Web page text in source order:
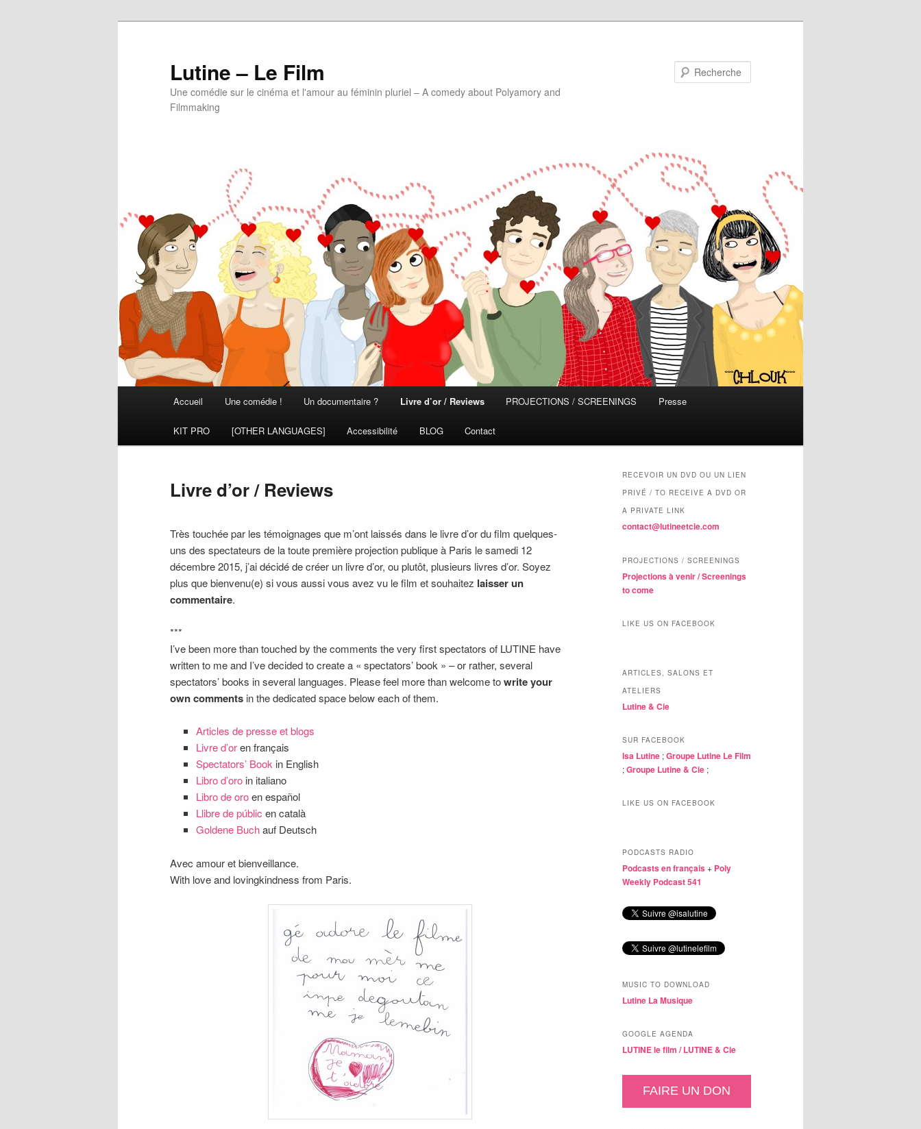
Lutine – Le Film
Une comédie sur le cinéma et l'amour au féminin pluriel – A comedy about Polyamory and
Filmmaking
Accueil Une comédie ! Un documentaire ? Livre d’or / Reviews PROJECTIONS / SCREENINGS Presse
KIT PRO [OTHER LANGUAGES] Accessibilité BLOG Contact
Livre d’or / Reviews
Très touchée par les témoignages que m’ont laissés dans le livre d’or du film quelques-
uns des spectateurs de la toute première projection publique à Paris le samedi 12
décembre 2015, j’ai décidé de créer un livre d’or, ou plutôt, plusieurs livres d’or. Soyez
plus que bienvenu(e) si vous aussi vous avez vu le film et souhaitez laisser un
commentaire.
***
I’ve been more than touched by the comments the very first spectators of LUTINE have
written to me and I’ve decided to create a « spectators’ book » – or rather, several
spectators’ books in several languages. Please feel more than welcome towrite your
own comments in the dedicated space below each of them.
Articles de presse et blogs
Livre d’oren français
Spectators’ Bookin English
Libro d’oroin italiano
Libro de oroen español
Llibre de públic en català
Goldene Buchauf Deutsch
Avec amour et bienveillance.
With love and lovingkindness from Paris.
RECEVOIR UN DVD OU UN LIEN
PRIVÉ / TO RECEIVE A DVD OR
A PRIVATE LINK
contact@lutineetcie.com
PROJECTIONS / SCREENINGS
Projections à venir / Screenings
to come
LIKE US ON FACEBOOK
ARTICLES, SALONS ET
ATELIERS
Lutine & Cie
SUR FACEBOOK
Isa Lutine ;Groupe Lutine Le Film
;Groupe Lutine & Cie ;
LIKE US ON FACEBOOK
PODCASTS RADIO
Podcasts en français+ Poly
Weekly Podcast 541
MUSIC TO DOWNLOAD
Lutine La Musique
GOOGLE AGENDA
LUTINE le film /LUTINE & Cie
FAIRE UN DON